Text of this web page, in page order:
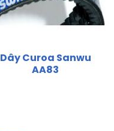
Dây Curoa Sanwu
AA83